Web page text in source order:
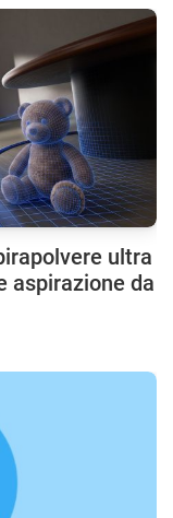
ultra
aspirazione da